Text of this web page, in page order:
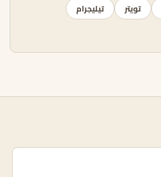
تويتر
تيليجرام